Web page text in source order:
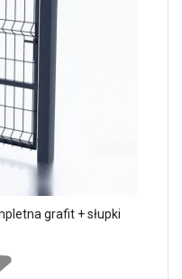
grafit + słupki